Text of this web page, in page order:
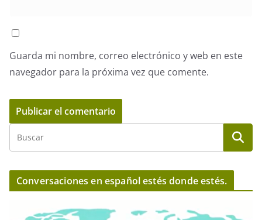
Guarda mi nombre, correo electrónico y web en este
navegador para la próxima vez que comente.
Conversaciones en español estés donde estés.